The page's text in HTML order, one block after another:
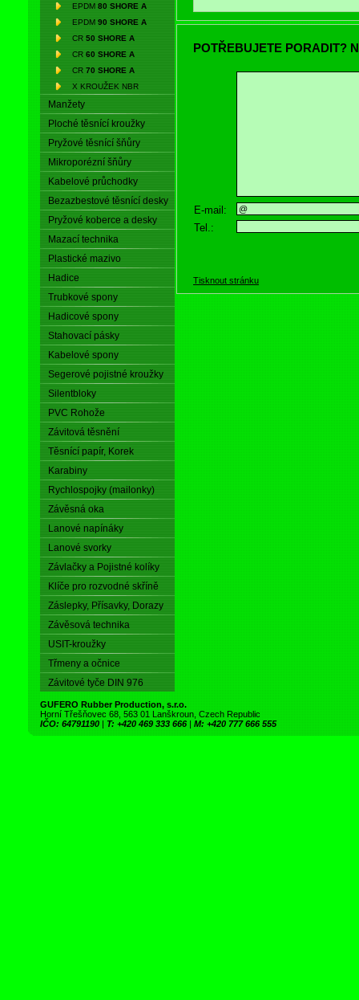
EPDM 80 SHORE A
EPDM 90 SHORE A
CR 50 SHORE A
CR 60 SHORE A
CR 70 SHORE A
X KROUŽEK NBR
Manžety
Ploché těsnící kroužky
Pryžové těsnící šňůry
Mikroporézní šňůry
Kabelové průchodky
Bezazbestové těsnící desky
Pryžové koberce a desky
Mazací technika
Plastické mazivo
Hadice
Trubkové spony
Hadicové spony
Stahovací pásky
Kabelové spony
Segerové pojistné kroužky
Silentbloky
PVC Rohože
Závitová těsnění
Těsnící papír, Korek
Karabiny
Rychlospojky (mailonky)
Závěsná oka
Lanové napínáky
Lanové svorky
Závlačky a Pojistné kolíky
Klíče pro rozvodné skříně
Záslepky, Přísavky, Dorazy
Závěsová technika
USIT-kroužky
Třmeny a očnice
Závitové tyče DIN 976
POTŘEBUJETE PORADIT?
E-mail:
Tel.:
Tisknout stránku
GUFERO Rubber Production, s.r.o.
Horní Třešňovec 68, 563 01 Lanškroun, Czech Republic
IČO: 64791190 | T: +420 469 333 666 | M: +420 777 666 555